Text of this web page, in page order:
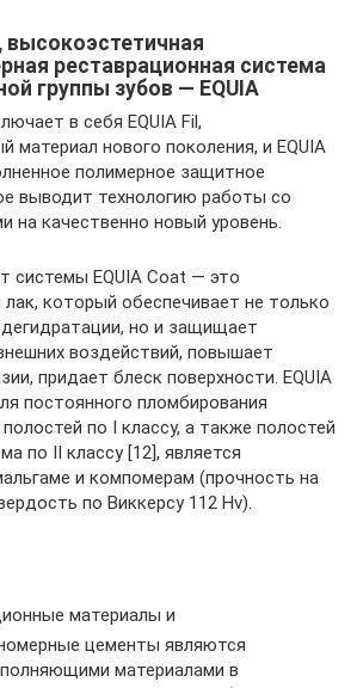
высокоэстетичная
реставрационная система
группы зубов — EQUIA
в себя EQUIA Fil,
материал нового поколения, и EQUIA
полимерное защитное
выводит технологию работы со
на качественно новый уровень.
системы EQUIA Coat — это
который обеспечивает не только
но и защищает
воздействий, повышает
придает блеск поверхности. EQUIA
постоянного пломбирования
по I классу, а также полостей
по II классу [12], является
и компомерам (прочность на
по Виккерсу 112 Hv).
материалы и
цементы являются
материалами в